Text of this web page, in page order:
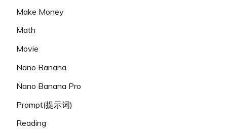
Make Money
Math
Movie
Nano Banana
Nano Banana Pro
Prompt(提示词)
Reading